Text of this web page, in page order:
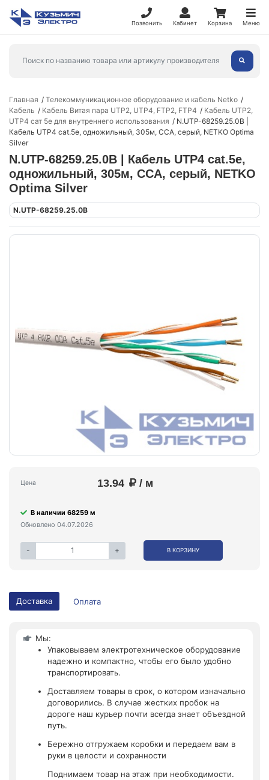
Позвонить Кабинет Корзина Меню
Главная
Телекоммуникационное оборудование и кабель Netko
Кабель
Кабель Витая пара UTP2, UTP4, FTP2, FTP4
Кабель UTP2,
UTP4 сат 5е для внутреннего использования
N.UTP-68259.25.0B |
Кабель UTP4 cat.5e, одножильный, 305м, CCA, серый, NETKO Optima
Silver
N.UTP-68259.25.0B | Кабель UTP4 cat.5e,
одножильный, 305м, CCA, серый, NETKO
Optima Silver
N.UTP-68259.25.0B
Цена 13.94 / м
В наличии 68259 м
Обновлено 04.07.2026
- + В КОРЗИНУ
Доставка Оплата
Мы:
Упаковываем электротехническое оборудование
надежно и компактно, чтобы его было удобно
транспортировать.
Доставляем товары в срок, о котором изначально
договорились. В случае жестких пробок на
дороге наш курьер почти всегда знает объездной
путь.
Бережно отгружаем коробки и передаем вам в
руки в целости и сохранности
Поднимаем товар на этаж при необходимости.